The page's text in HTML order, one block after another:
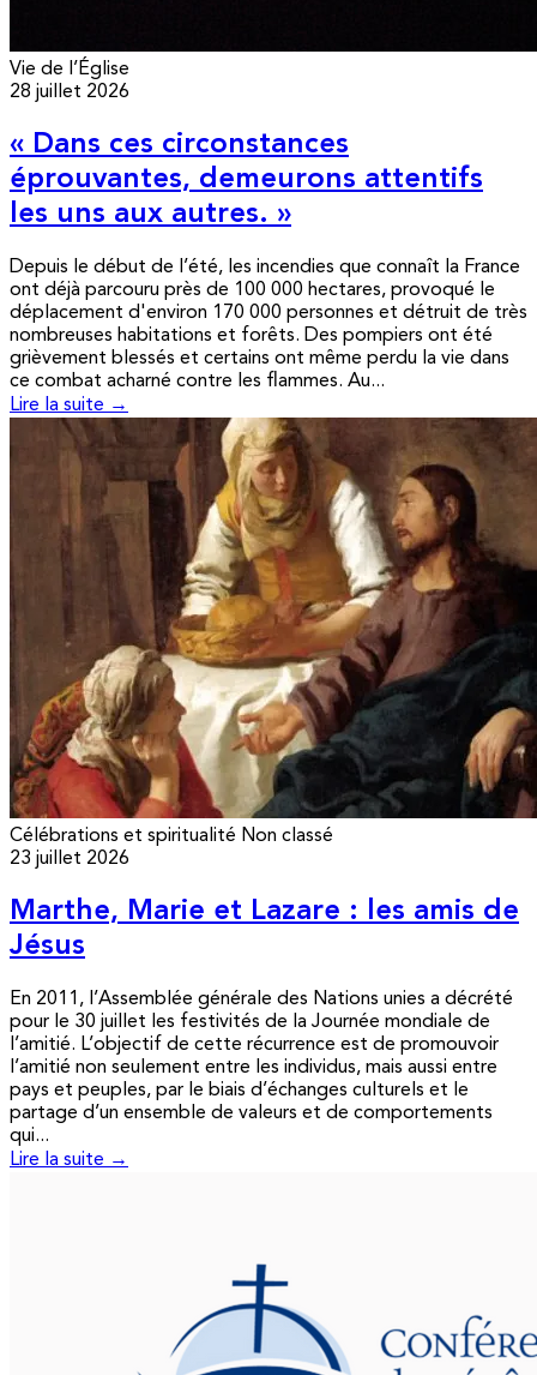
Vie de l’Église
28 juillet 2026
« Dans ces circonstances
éprouvantes, demeurons attentifs
les uns aux autres. »
Depuis le début de l’été, les incendies que connaît la France
ont déjà parcouru près de 100 000 hectares, provoqué le
déplacement d'environ 170 000 personnes et détruit de très
nombreuses habitations et forêts. Des pompiers ont été
grièvement blessés et certains ont même perdu la vie dans
ce combat acharné contre les flammes. Au...
Lire la suite →
Célébrations et spiritualité Non classé
23 juillet 2026
Marthe, Marie et Lazare : les amis de
Jésus
En 2011, l’Assemblée générale des Nations unies a décrété
pour le 30 juillet les festivités de la Journée mondiale de
l’amitié. L’objectif de cette récurrence est de promouvoir
l’amitié non seulement entre les individus, mais aussi entre
pays et peuples, par le biais d’échanges culturels et le
partage d’un ensemble de valeurs et de comportements
qui...
Lire la suite →